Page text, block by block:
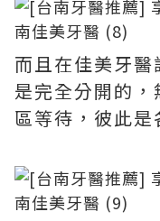
而且在佳美牙
是完全分開的
區等待，彼此是